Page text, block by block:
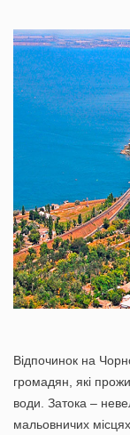
Відпочинок на
громадян, які
води. Затока –
мальовничих місцях